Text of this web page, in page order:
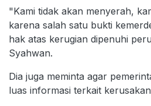
"Kami tidak akan menyerah,
karena salah satu bukti
hak atas kerugian dipenuhi
Syahwan.
Dia juga meminta agar
luas informasi terkait